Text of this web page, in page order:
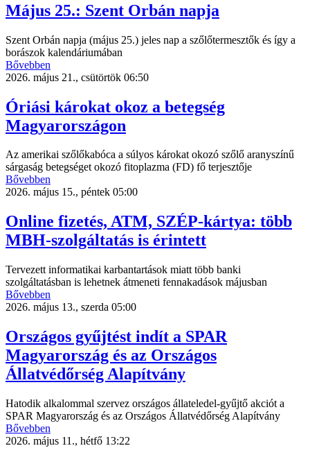
Május 25.: Szent Orbán napja
Szent Orbán napja (május 25.) jeles nap a szőlőtermesztők és így a
borászok kalendáriumában
Bővebben
2026. május 21., csütörtök 06:50
Óriási károkat okoz a betegség
Magyarországon
Az amerikai szőlőkabóca a súlyos károkat okozó szőlő aranyszínű
sárgaság betegséget okozó fitoplazma (FD) fő terjesztője
Bővebben
2026. május 15., péntek 05:00
Online fizetés, ATM, SZÉP-kártya: több
MBH-szolgáltatás is érintett
Tervezett informatikai karbantartások miatt több banki
szolgáltatásban is lehetnek átmeneti fennakadások májusban
Bővebben
2026. május 13., szerda 05:00
Országos gyűjtést indít a SPAR
Magyarország és az Országos
Állatvédőrség Alapítvány
Hatodik alkalommal szervez országos állateledel-gyűjtő akciót a
SPAR Magyarország és az Országos Állatvédőrség Alapítvány
Bővebben
2026. május 11., hétfő 13:22